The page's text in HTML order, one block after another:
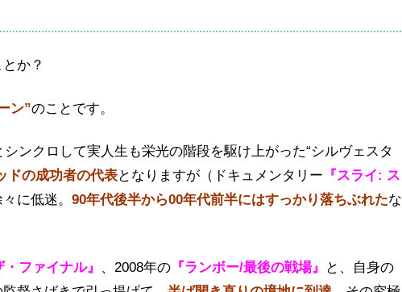
か？
ン”のことです。
シンクロして実人生も栄光の階段を駆け上がった“シルヴェスタ
ドの成功者の代表となりますが（ドキュメンタリー 『スライ: ス
に低迷。 90年代後半から00年代前半にはすっかり落ちぶれたな
・ファイナル』 、2008年の 『ランボー/最後の戦場』
と、自身の